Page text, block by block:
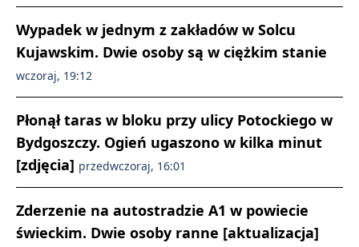
Wypadek w jednym z zakładów w Solcu
Kujawskim. Dwie osoby są w ciężkim stanie
wczoraj, 19:12
Płonął taras w bloku przy ulicy Potockiego w
Bydgoszczy. Ogień ugaszono w kilka minut
[zdjęcia] przedwczoraj, 16:01
Zderzenie na autostradzie A1 w powiecie
świeckim. Dwie osoby ranne [aktualizacja]